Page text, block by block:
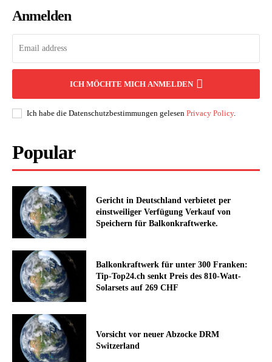
Anmelden
ICH MÖCHTE MICH ANMELDEN
Ich habe die Datenschutzbestimmungen gelesen Privacy Policy.
Popular
Gericht in Deutschland verbietet per
einstweiliger Verfügung Verkauf von
Speichern für Balkonkraftwerke.
Balkonkraftwerk für unter 300 Franken:
Tip-Top24.ch senkt Preis des 810-Watt-
Solarsets auf 269 CHF
Vorsicht vor neuer Abzocke DRM
Switzerland